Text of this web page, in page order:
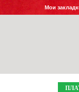
Мои